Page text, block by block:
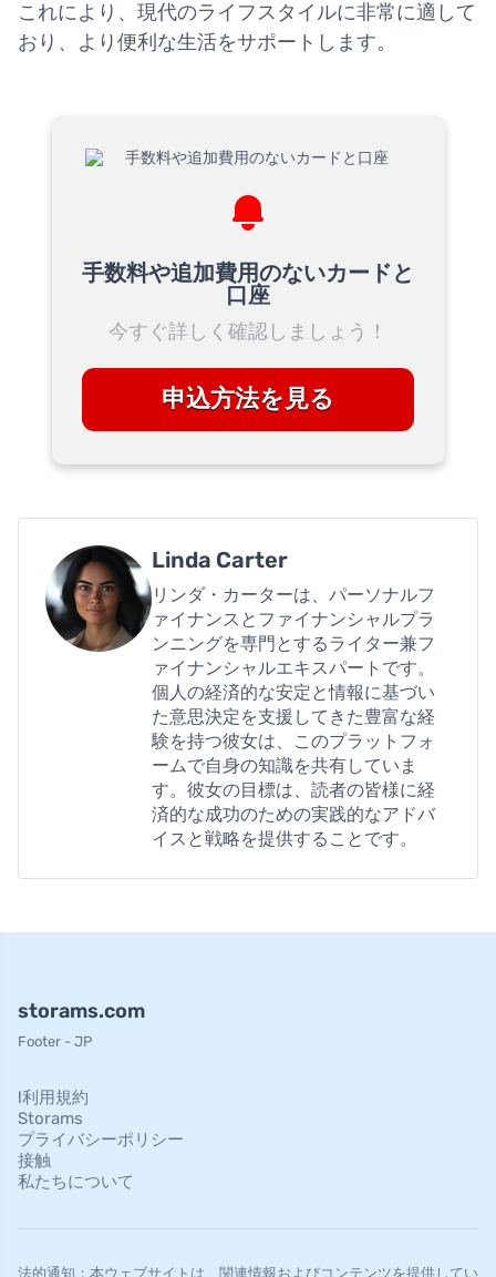
これにより、現代のライフスタイルに非常に適して
おり、より便利な生活をサポートします。
手数料や追加費用のないカードと
口座
今すぐ詳しく確認しましょう！
申込方法を見る
Linda Carter
リンダ・カーターは、パーソナルフ
ァイナンスとファイナンシャルプラ
ンニングを専門とするライター兼フ
ァイナンシャルエキスパートです。
個人の経済的な安定と情報に基づい
た意思決定を支援してきた豊富な経
験を持つ彼女は、このプラットフォ
ームで自身の知識を共有していま
す。彼女の目標は、読者の皆様に経
済的な成功のための実践的なアドバ
イスと戦略を提供することです。
storams.com
Footer - JP
l利用規約
Storams
プライバシーポリシー
接触
私たちについて
法的通知：本ウェブサイトは、関連情報およびコンテンツを提供してい